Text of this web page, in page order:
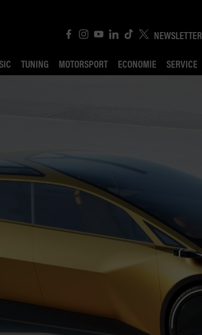
NEWSLETTER
TUNING MOTORSPORT ECONOMIE SERVICE